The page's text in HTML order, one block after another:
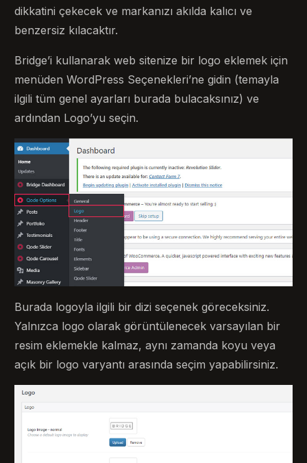
dikkatini çekecek ve markanızı akılda kalıcı ve
benzersiz kılacaktır.
Bridge’i kullanarak web sitenize bir logo eklemek için
menüden WordPress Seçenekleri’ne gidin (temayla
ilgili tüm genel ayarları burada bulacaksınız) ve
ardından Logo’yu seçin.
Burada logoyla ilgili bir dizi seçenek göreceksiniz.
Yalnızca logo olarak görüntülenecek varsayılan bir
resim eklemekle kalmaz, aynı zamanda koyu veya
açık bir logo varyantı arasında seçim yapabilirsiniz.